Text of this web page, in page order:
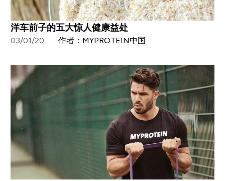
洋车前子的五大惊人健康益处
03/01/20 作者：MYPROTEIN中国